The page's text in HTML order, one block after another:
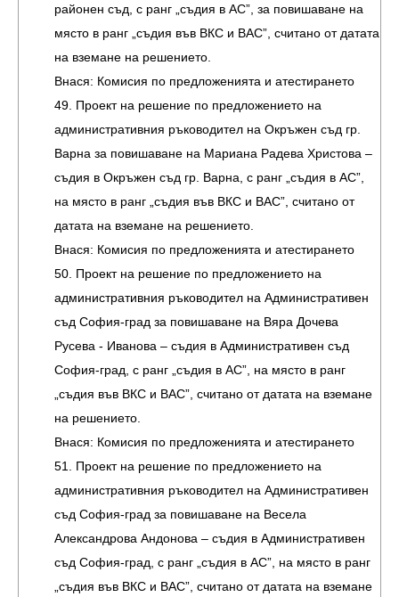
районен съд, с ранг „съдия в АС”, за повишаване на
място в ранг „съдия във ВКС и ВАС”, считано от датата
на вземане на решението.
Внася: Комисия по предложенията и атестирането
49. Проект на решение по предложението на
административния ръководител на Окръжен съд гр.
Варна за повишаване на Мариана Радева Христова –
съдия в Окръжен съд гр. Варна, с ранг „съдия в АС”,
на място в ранг „съдия във ВКС и ВАС”, считано от
датата на вземане на решението.
Внася: Комисия по предложенията и атестирането
50. Проект на решение по предложението на
административния ръководител на Административен
съд София-град за повишаване на Вяра Дочева
Русева - Иванова – съдия в Административен съд
София-град, с ранг „съдия в АС”, на място в ранг
„съдия във ВКС и ВАС”, считано от датата на вземане
на решението.
Внася: Комисия по предложенията и атестирането
51. Проект на решение по предложението на
административния ръководител на Административен
съд София-град за повишаване на Весела
Александрова Андонова – съдия в Административен
съд София-град, с ранг „съдия в АС”, на място в ранг
„съдия във ВКС и ВАС”, считано от датата на вземане